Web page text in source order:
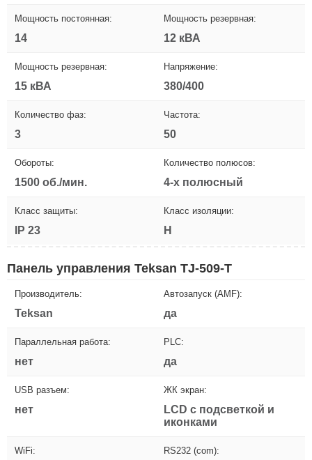
Мощность постоянная:
14
Мощность резервная:
12 кВА
Мощность резервная:
15 кВА
Напряжение:
380/400
Количество фаз:
3
Частота:
50
Обороты:
1500 об./мин.
Количество полюсов:
4-х полюсный
Класс защиты:
IP 23
Класс изоляции:
H
Панель управления Teksan TJ-509-T
Производитель:
Teksan
Автозапуск (AMF):
да
Параллельная работа:
нет
PLC:
да
USB разъем:
нет
ЖК экран:
LCD с подсветкой и
иконками
WiFi: RS232 (com):